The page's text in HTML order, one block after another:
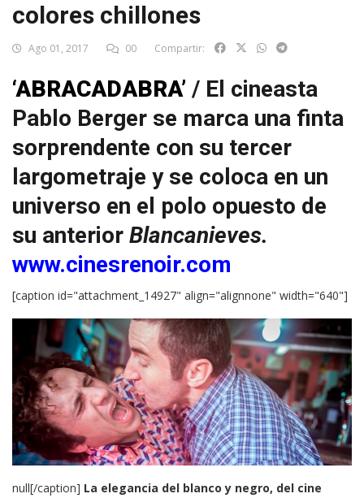
colores chillones
Ago 01, 2017 00 Compartir:
‘ABRACADABRA’ / El cineasta
Pablo Berger se marca una finta
sorprendente con su tercer
largometraje y se coloca en un
universo en el polo opuesto de
su anterior Blancanieves.
www.cinesrenoir.com
[caption id="attachment_14927" align="alignnone" width="640"]
null[/caption] La elegancia del blanco y negro, del cine